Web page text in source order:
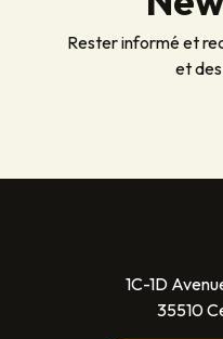
Rester informé et
et
1C-1D
35510